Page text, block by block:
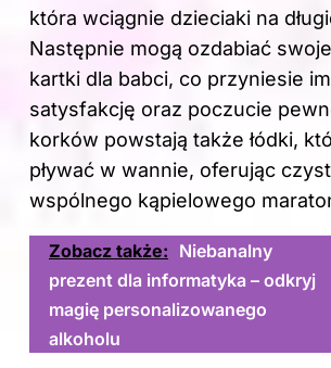
która wciągnie dzieciaki na
Następnie mogą ozdabiać
kartki dla babci, co przyniesie
satysfakcję oraz poczucie
korków powstają także łódki,
pływać w wannie, oferując
wspólnego kąpielowego
Zobacz także: Niebanalny
prezent dla informatyka – odkryj
magię personalizowanego
alkoholu